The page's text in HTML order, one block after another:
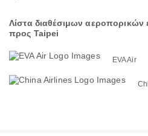
Λίστα διαθέσιμων αεροπορικών
προς Taipei
EVA Air